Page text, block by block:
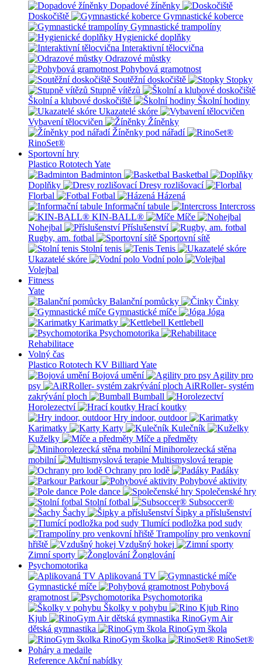
Dopadové žíněnky
Doskočiště
Gymnastické koberce
Gymnastické trampolíny
Hygienické doplňky
Interaktivní tělocvična
Odrazové můstky
Pohybová gramotnost
Soutěžní doskočiště
Stopky
Stupně vítězů
Školní a klubové doskočiště
Školní hodiny
Ukazatelé skóre
Vybavení tělocvičen
Žíněnky
Žíněnky pod nářadí
RinoSet®
Sportovní hry
Plastico Rototech Yate
Badminton
Basketbal
Doplňky
Dresy rozlišovací
Florbal
Fotbal
Házená
Informační tabule
Intercross
KIN-BALL®
Míče
Nohejbal
Příslušenství
Rugby, am. fotbal
Sportovní sítě
Stolní tenis
Tenis
Ukazatelé skóre
Vodní polo
Volejbal
Fitness
Yate
Balanční pomůcky
Činky
Gymnastické míče
Jóga
Karimatky
Kettlebell
Psychomotorika
Rehabilitace
Volný čas
Plastico Rototech KV Billiard Yate
Bojová umění
Agility pro
psy
AiRRoller- systém
zakrývání ploch
Bumball
Horolezectví
Hrací koutky
Hry indoor, outdoor
Karimatky
Karty
Kulečník
Kuželky
Míče a předměty
Minihorolezecká stěna
mobilní
Multismyslová terapie
Ochrany pro lodě
Padáky
Parkour
Pohybové aktivity
Pole dance
Společenské hry
Stolní fotbal
Subsoccer®
Šachy
Šipky a příslušenství
Tlumící podložka pod sudy
Trampolíny pro venkovní
hřiště
Vzdušný hokej
Zimní sporty
Žonglování
Psychomotorika
Aplikovaná TV
Gymnastické míče
Pohybová
gramotnost
Psychomotorika
Školky v pohybu
Rino
Kjub
RinoGym Air
dětská gymnastika
RinoGym škola
RinoGym školka
RinoSet®
Poháry a medaile
Reference Akční nabídky